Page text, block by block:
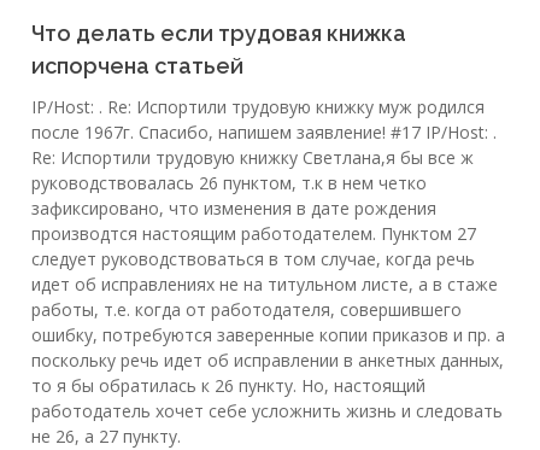
Что делать если трудовая книжка
испорчена статьей
IP/Host: . Re: Испортили трудовую книжку муж родился
после 1967г. Спасибо, напишем заявление! #17 IP/Host: .
Re: Испортили трудовую книжку Светлана,я бы все ж
руководствовалась 26 пунктом, т.к в нем четко
зафиксировано, что изменения в дате рождения
производтся настоящим работодателем. Пунктом 27
следует руководствоваться в том случае, когда речь
идет об исправлениях не на титульном листе, а в стаже
работы, т.е. когда от работодателя, совершившего
ошибку, потребуются заверенные копии приказов и пр. а
поскольку речь идет об исправлении в анкетных данных,
то я бы обратилась к 26 пункту. Но, настоящий
работодатель хочет себе усложнить жизнь и следовать
не 26, а 27 пункту.